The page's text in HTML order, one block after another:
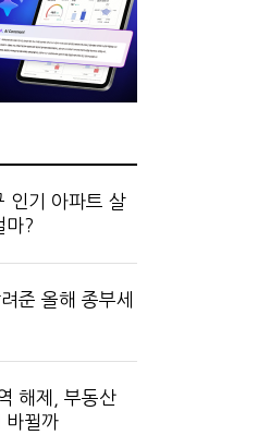
우려
인기 아파트 살
마?
준 올해 종부세
해제, 부동산
바뀔까